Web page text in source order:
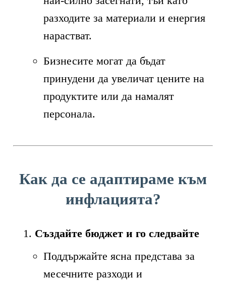
разходите за материали и енергия
нарастват.
Бизнесите могат да бъдат
принудени да увеличат цените на
продуктите или да намалят
персонала.
Как да се адаптираме към
инфлацията?
Създайте бюджет и го следвайте
Поддържайте ясна представа за
месечните разходи и